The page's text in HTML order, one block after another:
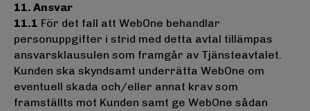
11. Ansvar
11.1 För det fall att WebOne behandlar
personuppgifter i strid med detta avtal tillämpas
ansvarsklausulen som framgår av Tjänsteavtalet.
Kunden ska skyndsamt underrätta WebOne om
eventuell skada och/eller annat krav som
framställts mot Kunden samt ge WebOne sådan